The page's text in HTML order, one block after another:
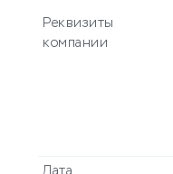
Реквизиты
компании